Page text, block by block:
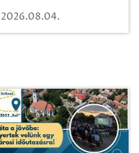
vízhasználatról
2026.08.04.